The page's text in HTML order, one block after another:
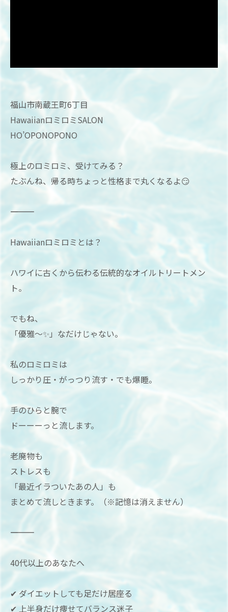
福山市南蔵王町6丁目
HawaiianロミロミSALON
HO’OPONOPONO
極上のロミロミ、受けてみる？
たぶんね、帰る時ちょっと性格まで丸くなるよ😏
――――――――――
Hawaiianロミロミとは？
ハワイに古くから伝わる伝統的なオイルトリートメン
ト。
でもね、
「優雅〜✨」なだけじゃない。
私のロミロミは
しっかり圧・がっつり流す・でも爆睡。
手のひらと腕で
ドーーーっと流します。
老廃物も
ストレスも
「最近イラついたあの人」も
まとめて流しときます。（※記憶は消えません）
――――――――――
40代以上のあなたへ
✔ ダイエットしても足だけ居座る
✔ 上半身だけ痩せてバランス迷子